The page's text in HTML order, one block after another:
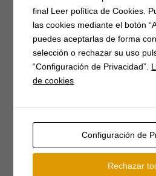
Prohibido uso agua del río
Etiquetas
4G(3) Actividades(18)
Asoc. Músico-cultural
Concentración(3)
Covid-19(17) donación(2) día
Empresarios
final Leer política de Cookies.
las cookies mediante el botón
puedes aceptarlas de forma
selección o rechazar su uso
“Configuración de Privacidad”.
de cookies
Configuración de
Rechazar